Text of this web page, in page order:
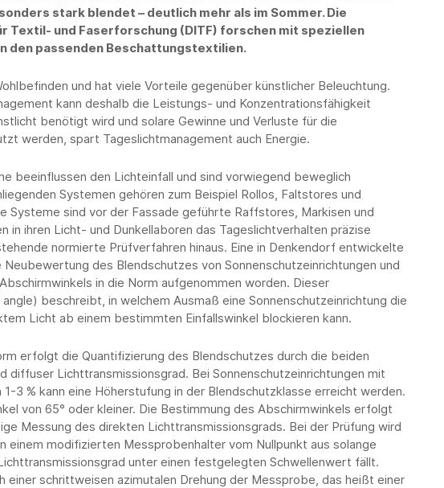
stark blendet – deutlich mehr als im Sommer. Die
Textil- und Faserforschung (DITF) forschen mit speziellen
den passenden Beschattungstextilien.
und hat viele Vorteile gegenüber künstlicher Beleuchtung.
kann deshalb die Leistungs- und Konzentrationsfähigkeit
benötigt wird und solare Gewinne und Verluste für die
werden, spart Tageslichtmanagement auch Energie.
beeinflussen den Lichteinfall und sind vorwiegend beweglich
Systemen gehören zum Beispiel Rollos, Faltstores und
Systeme sind vor der Fassade geführte Raffstores, Markisen und
in ihren Licht- und Dunkellaboren das Tageslichtverhalten präzise
normierte Prüfverfahren hinaus. Eine in Denkendorf entwickelte
des Blendschutzes von Sonnenschutzeinrichtungen und
in die Norm aufgenommen worden. Dieser
beschreibt, in welchem Ausmaß eine Sonnenschutzeinrichtung die
Licht ab einem bestimmten Einfallswinkel blockieren kann.
erfolgt die Quantifizierung des Blendschutzes durch die beiden
diffuser Lichttransmissionsgrad. Bei Sonnenschutzeinrichtungen mit
3 % kann eine Höherstufung in der Blendschutzklasse erreicht werden.
von 65° oder kleiner. Die Bestimmung des Abschirmwinkels erfolgt
Messung des direkten Lichttransmissionsgrads. Bei der Prüfung wird
einem modifizierten Messprobenhalter vom Nullpunkt aus solange
unter einen festgelegten Schwellenwert fällt.
einer schrittweisen azimutalen Drehung der Messprobe, das heißt einer